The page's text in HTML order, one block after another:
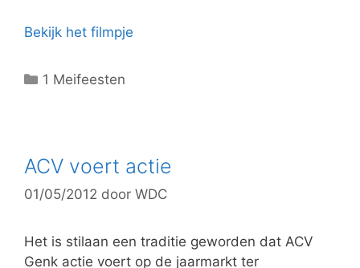
Bekijk het filmpje
C
g
o
r
e
ë
1 Meifeesten
ACV voert actie
01/05/2012 door WDC
Het is stilaan een traditie geworden dat ACV
Genk actie voert op de jaarmarkt ter